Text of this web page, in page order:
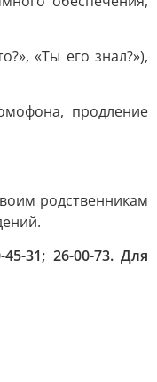
«Ты его знал?»),
продление
родственникам
45-31; 26-00-73. Для